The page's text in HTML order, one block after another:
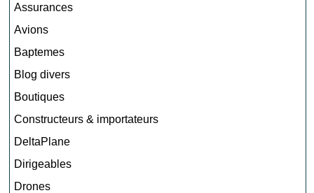
Assurances
Avions
Baptemes
Blog divers
Boutiques
Constructeurs & importateurs
DeltaPlane
Dirigeables
Drones